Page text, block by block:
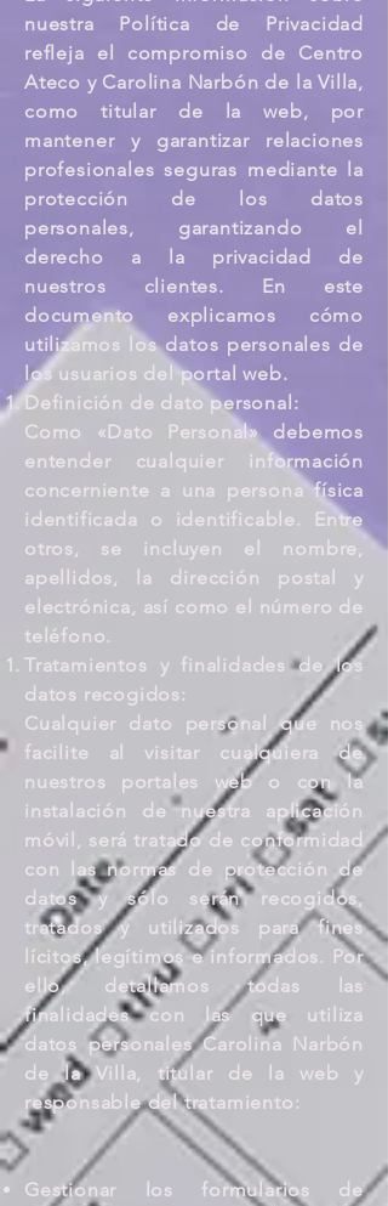
nuestra Política de Privacidad
refleja el compromiso de Centro
Ateco y Carolina Narbón de la Villa,
como titular de la web, por
mantener y garantizar relaciones
profesionales seguras mediante la
protección de los datos
personales, garantizando el
derecho a la privacidad de
nuestros clientes. En este
documento explicamos cómo
utilizamos los datos personales de
los usuarios del portal web.
Definición de dato personal:
Como «Dato Personal» debemos
entender cualquier información
concerniente a una persona física
identificada o identificable. Entre
otros, se incluyen el nombre,
apellidos, la dirección postal y
electrónica, así como el número de
teléfono.
Tratamientos y finalidades de los
datos recogidos:
Cualquier dato personal que nos
facilite al visitar cualquiera de
nuestros portales web o con la
instalación de nuestra aplicación
móvil, será tratado de conformidad
con las normas de protección de
datos y sólo serán recogidos,
tratados y utilizados para fines
lícitos, legítimos e informados. Por
ello, detallamos todas las
finalidades con las que utiliza
datos personales Carolina Narbón
de la Villa, titular de la web y
responsable del tratamiento:
Gestionar los formularios de